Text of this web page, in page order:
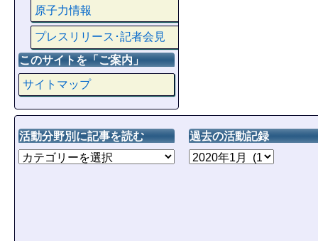
原子力情報
プレスリリース･記者会見
このサイトを「ご案内」
サイトマップ
活動分野別に記事を読む 過去の活動記録